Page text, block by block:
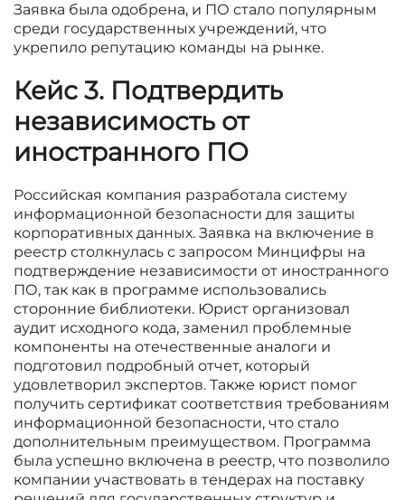
Заявка была одобрена, и ПО стало популярным
среди государственных учреждений, что
укрепило репутацию команды на рынке.
Кейс 3. Подтвердить
независимость от
иностранного ПО
Российская компания разработала систему
информационной безопасности для защиты
корпоративных данных. Заявка на включение в
реестр столкнулась с запросом Минцифры на
подтверждение независимости от иностранного
ПО, так как в программе использовались
сторонние библиотеки. Юрист организовал
аудит исходного кода, заменил проблемные
компоненты на отечественные аналоги и
подготовил подробный отчет, который
удовлетворил экспертов. Также юрист помог
получить сертификат соответствия требованиям
информационной безопасности, что стало
дополнительным преимуществом. Программа
была успешно включена в реестр, что позволило
компании участвовать в тендерах на поставку